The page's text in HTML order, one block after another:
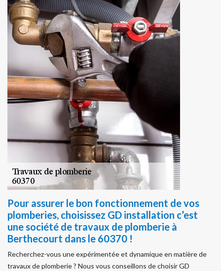
Pour assurer le bon fonctionnement de vos
plomberies, choisissez GD installation c’est
une société de travaux de plomberie à
Berthecourt dans le 60370 !
Recherchez-vous une expérimentée et dynamique en matière de
travaux de plomberie ? Nous vous conseillons de choisir GD